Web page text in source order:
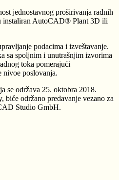
jednostavnog proširivanja radnih
instaliran AutoCAD® Plant 3D ili
podacima i izveštavanje.
sa spoljnim i unutrašnjim izvorima
toka pomerajući
nivoe poslovanja.
se održava 25. oktobra 2018.
biće održano predavanje vezano za
Studio GmbH.